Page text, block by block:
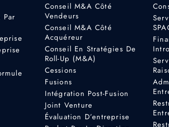
Par
Conseil M&A Côté
Vendeurs
Conseil M&A Côté
Acquéreur
Conseil En Stratégies De
Roll-Up (M&A)
Cessions
Fusions
Intégration Post-Fusion
Joint Venture
Évaluation D’entreprise